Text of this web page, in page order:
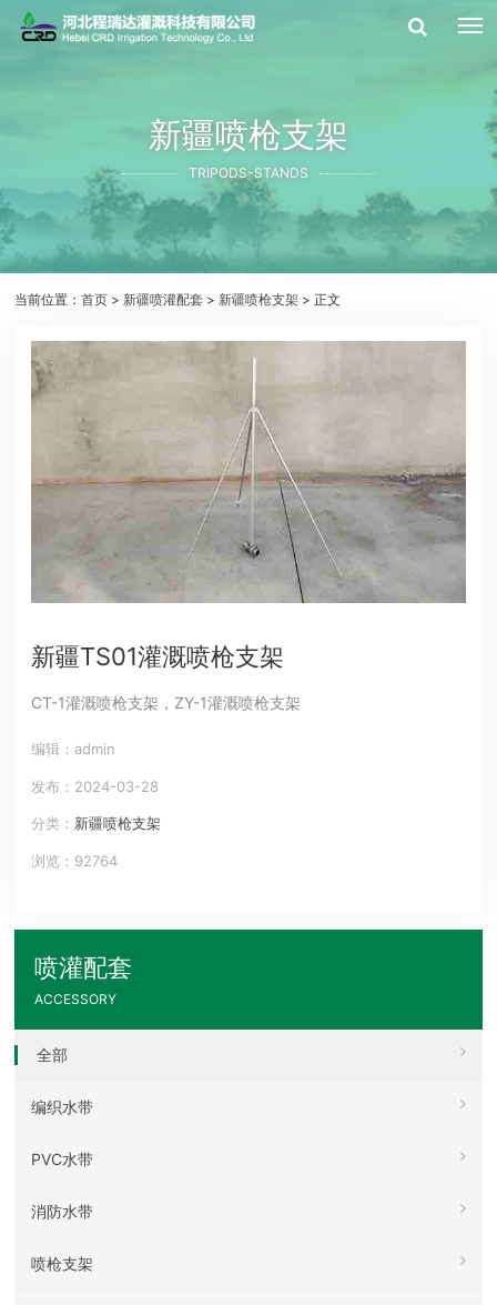
新疆喷枪支架
TRIPODS-STANDS
当前位置：首页 > 新疆喷灌配套 > 新疆喷枪支架 > 正文
新疆TS01灌溉喷枪支架
CT-1灌溉喷枪支架，ZY-1灌溉喷枪支架
编辑：admin
发布：2024-03-28
分类： 新疆喷枪支架
浏览：92764
喷灌配套
ACCESSORY
全部
编织水带
PVC水带
消防水带
喷枪支架